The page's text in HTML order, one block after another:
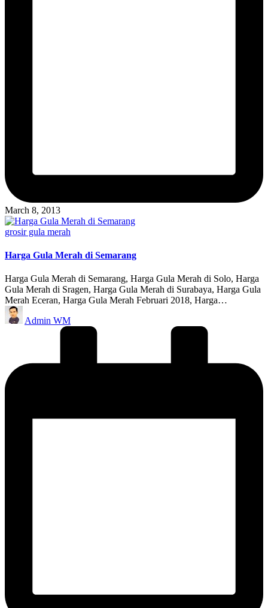
March 8, 2013
Posted
grosir gula merah
Harga Gula Merah di Semarang
Harga Gula Merah di Semarang, Harga Gula Merah di Solo, Harga
Gula Merah di Sragen, Harga Gula Merah di Surabaya, Harga Gula
Merah Eceran, Harga Gula Merah Februari 2018, Harga…
Posted
by
Admin WM